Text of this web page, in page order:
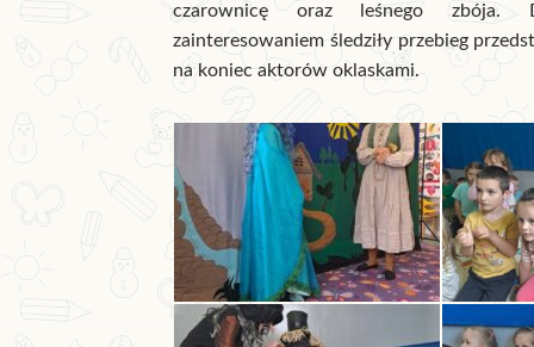
czarownicę oraz leśnego zbója.
zainteresowaniem śledziły przebieg
na koniec aktorów oklaskami.